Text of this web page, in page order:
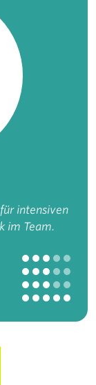
intensiven
im Team.